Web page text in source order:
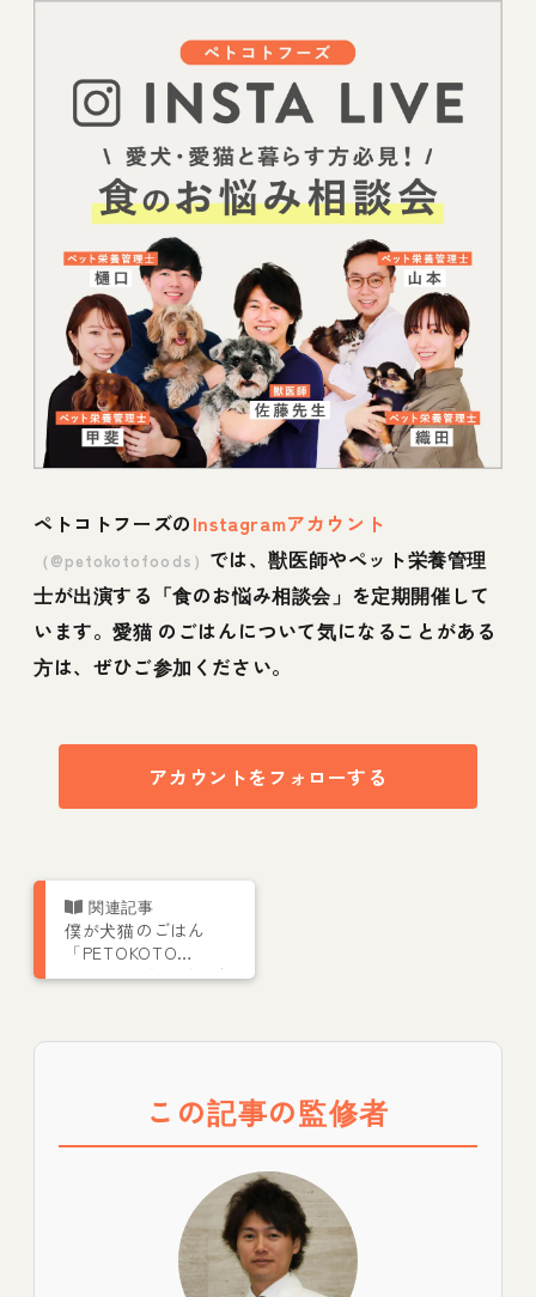
ペトコトフーズのInstagramアカウント
（@petokotofoods） では、獣医師やペット栄養管理
士が出演する「食のお悩み相談会」を定期開催して
います。愛猫 のごはんについて気になることがある
方は、ぜひご参加ください。
アカウントをフォローする
僕が犬猫のごはん
「PETOKOTO
FOODS」をつくった
豆粒」
この記事の監修者